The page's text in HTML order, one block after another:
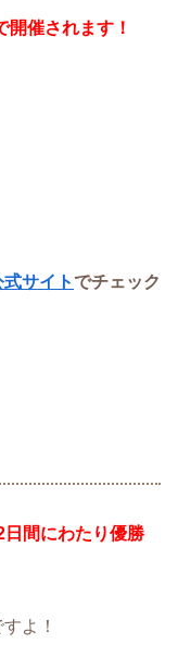
開催されます！
サイトでチェック
間にわたり優勝
よ！